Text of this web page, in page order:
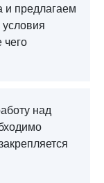
и предлагаем
чего
над